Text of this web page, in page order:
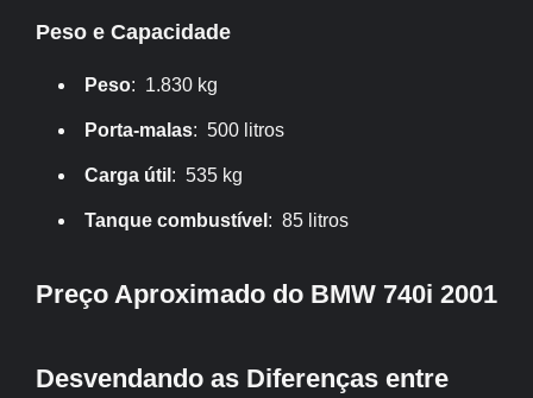
Peso e Capacidade
Peso: 1.830 kg
Porta-malas: 500 litros
Carga útil : 535 kg
Tanque combustível : 85 litros
Preço Aproximado do BMW 740i 2001
Desvendando as Diferenças entre